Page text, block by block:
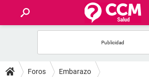
FOROS
Foros Embarazo